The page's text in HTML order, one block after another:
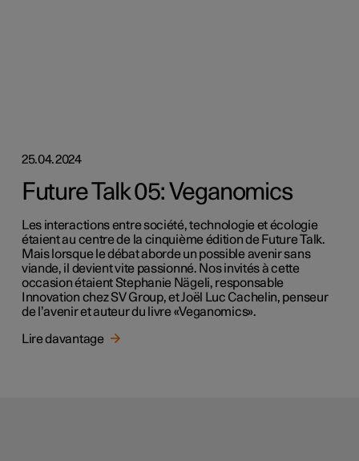
25.04.2024
Future Talk 05: Veganomics
Les interactions entre société, technologie et écologie
étaient au centre de la cinquième édition de Future Talk.
Mais lorsque le débat aborde un possible avenir sans
viande, il devient vite passionné. Nos invités à cette
occasion étaient Stephanie Nägeli, responsable
Innovation chez SV Group, et Joël Luc Cachelin, penseur
de l’avenir et auteur du livre «Veganomics».
Lire davantage